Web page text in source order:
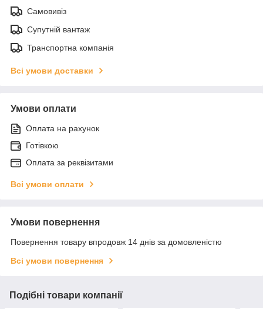
Самовивіз
Супутній вантаж
Транспортна компанія
Всі умови доставки
Умови оплати
Оплата на рахунок
Готівкою
Оплата за реквізитами
Всі умови оплати
Умови повернення
Повернення товару впродовж 14 днів за домовленістю
Всі умови повернення
Подібні товари компанії